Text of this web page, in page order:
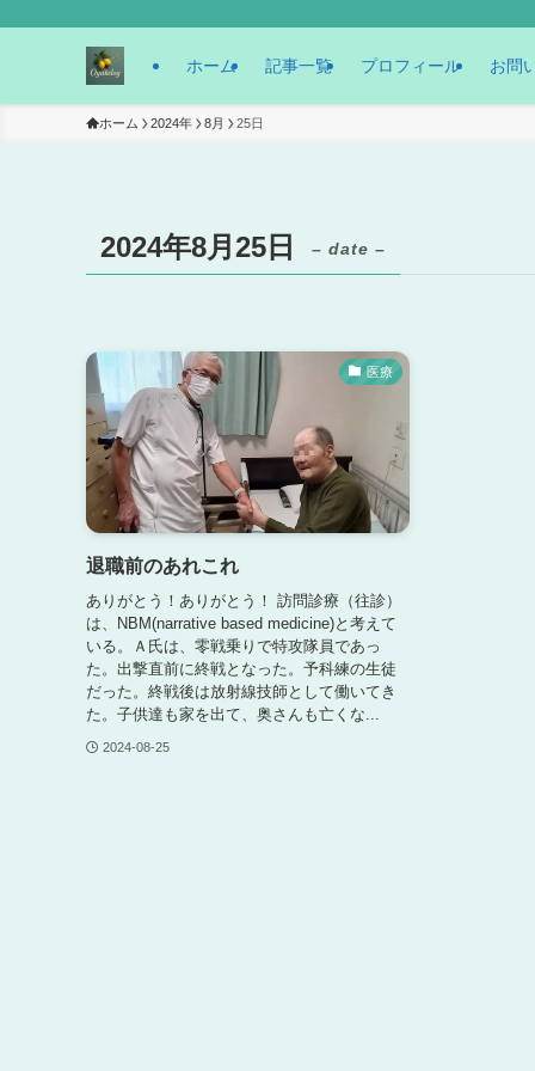
ホーム 記事一覧 プロフィール お問
ホーム 2024年 8月 25日
2024年8月25日 – date –
医療
退職前のあれこれ
ありがとう！ありがとう！ 訪問診療（往診）
は、NBM(narrative based medicine)と考えて
いる。Ａ氏は、零戦乗りで特攻隊員であっ
た。出撃直前に終戦となった。予科練の生徒
だった。終戦後は放射線技師として働いてき
た。子供達も家を出て、奥さんも亡くな...
2024-08-25